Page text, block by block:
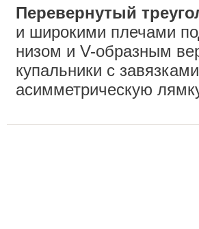
Перевернутый
и широкими плечами
низом и V-образным
купальники с
асимметрическую